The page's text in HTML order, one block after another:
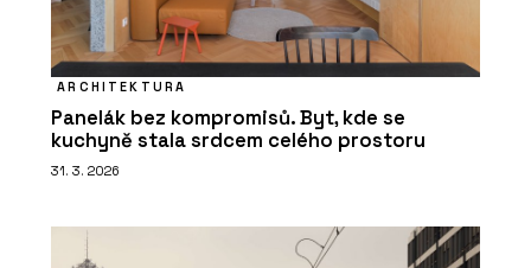
ARCHITEKTURA
Panelák bez kompromisů. Byt, kde se
kuchyně stala srdcem celého prostoru
31. 3. 2026